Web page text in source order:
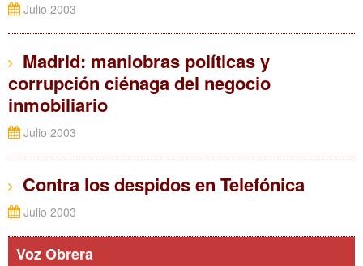
Julio 2003
Madrid: maniobras políticas y
corrupción ciénaga del negocio
inmobiliario
Julio 2003
Contra los despidos en Telefónica
Julio 2003
Voz Obrera